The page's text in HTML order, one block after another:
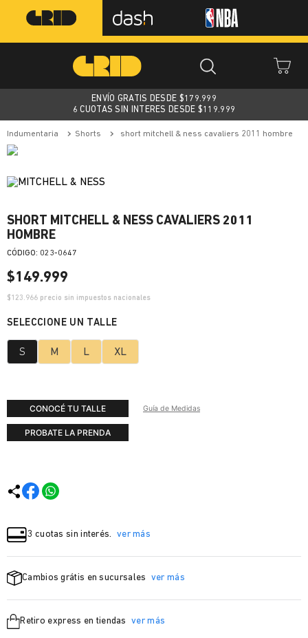
ENVÍO GRATIS DESDE $179.999
6 CUOTAS SIN INTERES DESDE $119.999
indumentaria shorts short mitchell & ness cavaliers 2011 hombre
SHORT MITCHELL & NESS CAVALIERS 2011
HOMBRE
: 023-0647
$149.999
$123.966 precio sin impuestos nacionales
S M L XL
CONOCÉ TU TALLE Guía de Medidas
PROBATE LA PRENDA
3 cuotas sin interés. ver más
Cambios grátis en sucursales ver más
Retiro express en tiendas ver más